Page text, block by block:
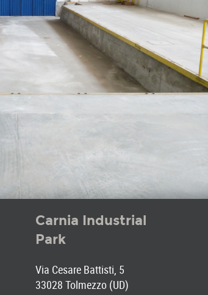
Carnia Industrial
Park
Via Cesare Battisti, 5
33028 Tolmezzo (UD)